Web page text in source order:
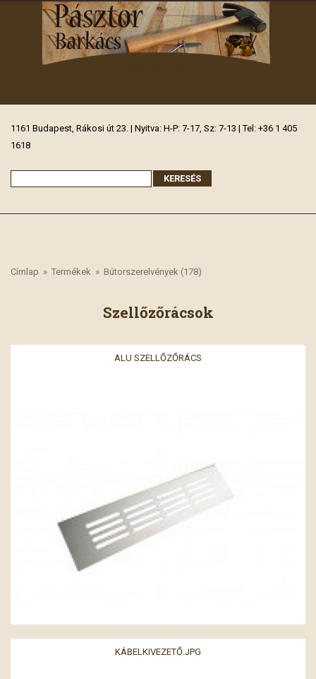
1161 Budapest, Rákosi út 23. | Nyitva: H-P: 7-17, Sz: 7-13 | Tel: +36 1 405
1618
Címlap » Termékek » Bútorszerelvények (178)
Szellőzőrácsok
ALU SZELLŐZŐRÁCS
KÁBELKIVEZETŐ.JPG